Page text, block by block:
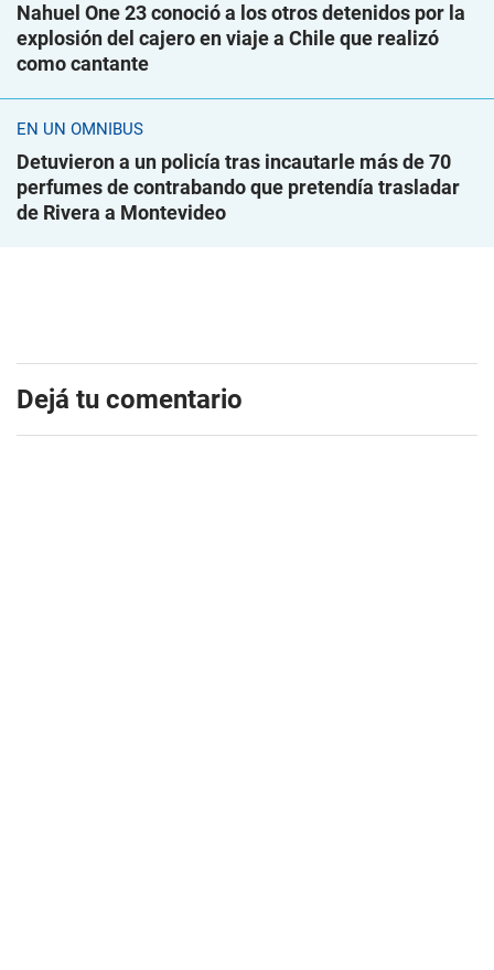
Nahuel One 23 conoció a los otros detenidos por la
explosión del cajero en viaje a Chile que realizó
como cantante
EN UN ÓMNIBUS
Detuvieron a un policía tras incautarle más de 70
perfumes de contrabando que pretendía trasladar
de Rivera a Montevideo
Dejá tu comentario